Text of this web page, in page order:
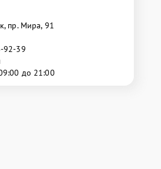
​пр. Мира, 91
92-39
до 21:00